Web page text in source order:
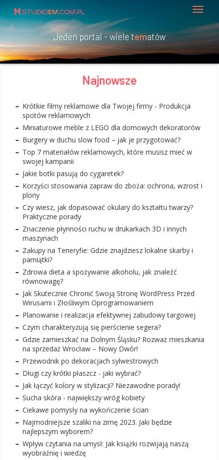
Jeden portal - wiele tematów
Najnowsze
Krótkie filmy reklamowe dla Twojej firmy - Produkcja
spotów reklamowych
Miniaturowe meble z LEGO dla domowych dekoratorów
Burgery w duchu slow food – jak je przygotować?
Top 7 materiałów reklamowych, które musisz mieć w
swojej kampanii
Jakie botki pasują do cygaretek?
Korzyści stosowania zapraw do zboża: ochrona, wzrost i
plony
Czy wiesz, jak dopasować okulary do kształtu twarzy?
Praktyczne porady
Znaczenie płynności ruchu w drukarkach 3D i innych
maszynach
Zakupy na Teneryfie: Gdzie znajdziesz lokalne skarby i
pamiątki?
Zdrowa dieta a spożywanie alkoholu, jak znaleźć
równowagę?
Jak Skutecznie Chronić Swoją Stronę WordPress Przed
Wirusami i Złośliwym Oprogramowaniem
Planowanie i realizacja efektywnej zabudowy targowej
Czym charakteryzują się pierścienie segera?
Gdzie zamieszkać na Dolnym Śląsku? Rozważ mieszkania
na sprzedaż Wrocław – Nowy Dwór!
Przewodnik po dekoracjach sylwestrowych
Długi czy krótki płaszcz - jaki wybrać?
Jak łączyć kolory w stylizacji? Niezawodne porady!
Sucha skóra - największy wróg kobiety
Ciekawe pomysły na wykończenie ścian
Najmodniejsze szaliki na zimę 2023. Jaki będzie
najlepszym wyborem?
Wpływ czytania na umysł: Jak książki rozwijają naszą
wyobraźnię i wiedzę